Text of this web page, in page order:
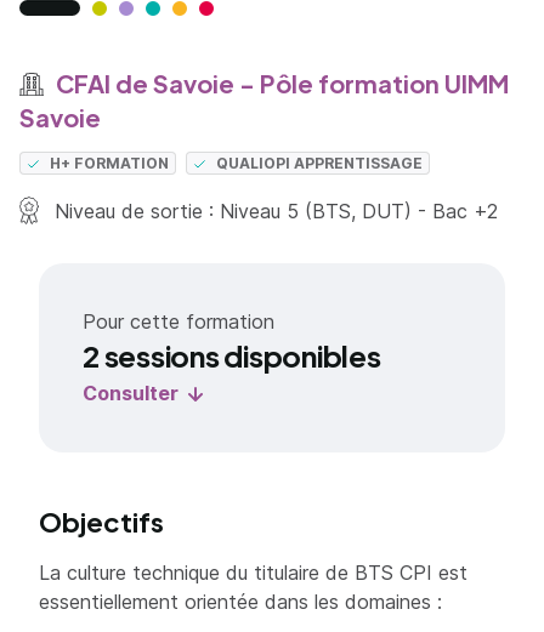
CFAI de Savoie - Pôle formation UIMM
Savoie
H+ FORMATION QUALIOPI APPRENTISSAGE
Niveau de sortie : Niveau 5 (BTS, DUT) - Bac +2
Pour cette formation
2 sessions disponibles
Consulter
Objectifs
La culture technique du titulaire de BTS CPI est
essentiellement orientée dans les domaines :